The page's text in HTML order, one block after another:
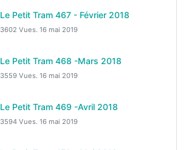
Le Petit Tram 467 - Février 2018
3602 Vues. 16 mai 2019
Le Petit Tram 468 -Mars 2018
3559 Vues. 16 mai 2019
Le Petit Tram 469 -Avril 2018
3594 Vues. 16 mai 2019